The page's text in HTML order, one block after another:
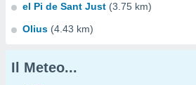
el Pi de Sant Just (3.75 km)
Olius (4.43 km)
Il Meteo...